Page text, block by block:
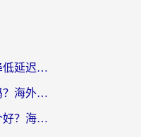
国外玩流星蝴蝶剑怎么降低延迟？海外党必看的加速秘籍（含欧洲鸣潮&彩虹岛优化攻略）
在国外也能玩穿越火线吗？海外玩家国服游戏畅玩终极指南
美国率土之滨加速器哪个好？海外党国服游戏畅玩终极指南（附多游戏解决方案）